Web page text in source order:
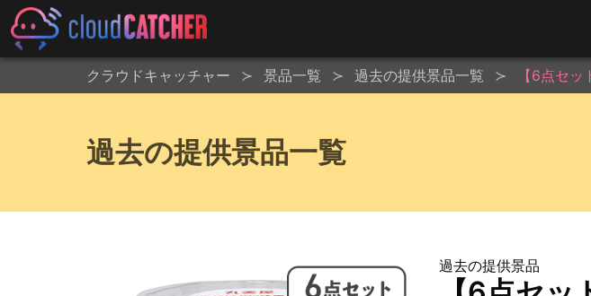
クラウドキャッチャー 景品一覧 過去の提供景品一覧 【6点セ
過去の提供景品一覧
過去の提供景品